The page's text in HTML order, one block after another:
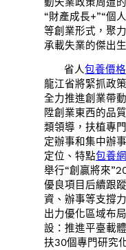
“財產成長+”“個
等創業形式，聚
承載失業的傑出
省人包養價格
龍江省將緊抓政
全力推進創業帶
陞創業東西的品
類領導，扶植專
定辦事和集中辦
定位、特點包養
舉行“創贏將來
優良項目后續跟
資、辦事等支撐
出力優化區域布
設：推進平臺載
扶30個專門研究